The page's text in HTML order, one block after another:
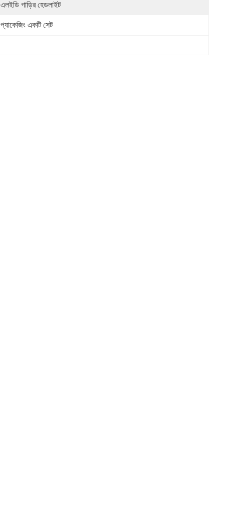
এলইডি গাড়ির হেডলাইট
প্যাকেজিং একটি সেট